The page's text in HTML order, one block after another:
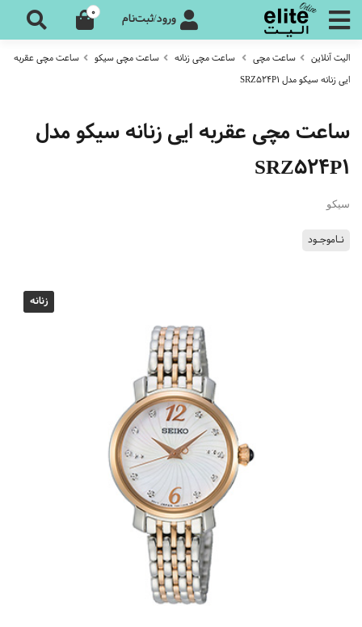
ورود/ثبت‌نام 0
الیت آنلاین ساعت مچی ساعت مچی زنانه ساعت مچی سیکو
ساعت مچی عقربه
ایی زنانه سیکو مدل SRZ524P1
ساعت مچی عقربه ایی زنانه سیکو مدل
SRZ524P1
سیکو
نـاموجـود
زنانه